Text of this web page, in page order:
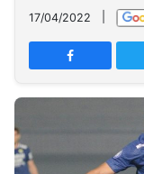
Network
PT
TREETAN
MULTIMEDIA
17/04/2022